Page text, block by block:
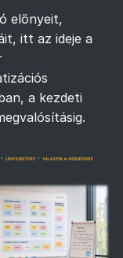
előnyeit,
itt az ideje a
a kezdeti